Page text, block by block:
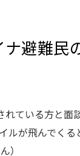
ナ避難民
れている方と
ルが飛んでく
）